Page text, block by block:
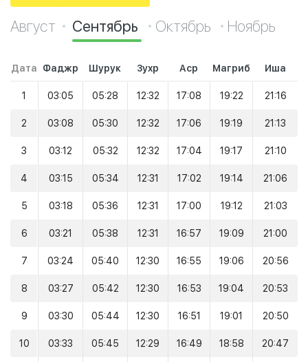
Август Сентябрь Октябрь Ноябрь
Дата Фаджр Шурук Зухр Аср Магриб Иша
1 03:05 05:28 12:32 17:08 19:22 21:16
2 03:08 05:30 12:32 17:06 19:19 21:13
3 03:12 05:32 12:32 17:04 19:17 21:10
4 03:15 05:34 12:31 17:02 19:14 21:06
5 03:18 05:36 12:31 17:00 19:12 21:03
6 03:21 05:38 12:31 16:57 19:09 21:00
7 03:24 05:40 12:30 16:55 19:06 20:56
8 03:27 05:42 12:30 16:53 19:04 20:53
9 03:30 05:44 12:30 16:51 19:01 20:50
10 03:33 05:45 12:29 16:49 18:58 20:47